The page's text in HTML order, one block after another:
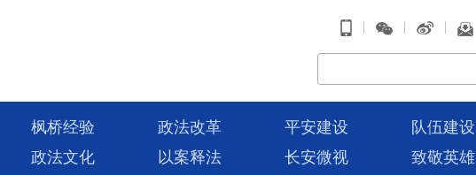
| | |
枫桥经验 政法改革 平安建设 队伍建设
政法文化 以案释法 长安微视 致敬英雄